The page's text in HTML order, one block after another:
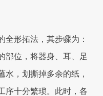
形拓法，其步骤为：
部位，将器身、耳、足
水，划撕掉多余的纸，
序十分繁琐。此时，各